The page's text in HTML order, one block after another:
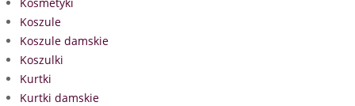
Koszule
Koszule damskie
Koszulki
Kurtki
Kurtki damskie